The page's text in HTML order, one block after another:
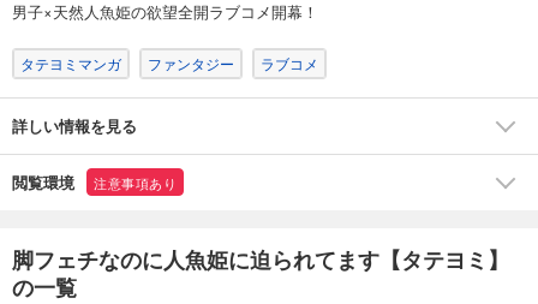
男子×天然人魚姫の欲望全開ラブコメ開幕！
タテヨミマンガ ファンタジー ラブコメ
詳しい情報を見る
閲覧環境 注意事項あり
脚フェチなのに人魚姫に迫られてます【タテヨミ】
の一覧